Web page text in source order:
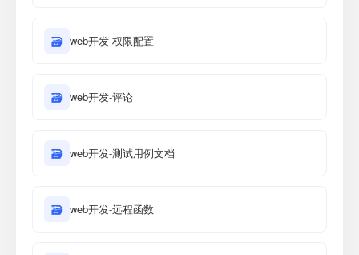
🗃 web开发-权限配置
🗃 web开发-评论
🗃 web开发-测试用例文档
🗃 web开发-远程函数